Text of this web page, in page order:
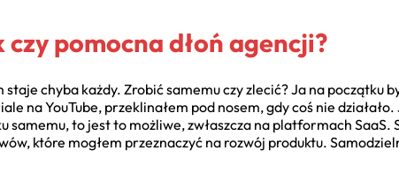
pomocna dłoń agencji?
chyba każdy. Zrobić samemu czy zlecić? Ja na początku
na YouTube, przeklinałem pod nosem, gdy coś nie
samemu, to jest to możliwe, zwłaszcza na platformach
które mogłem przeznaczyć na rozwój produktu.